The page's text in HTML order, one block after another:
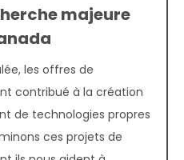
majeure
les offres de
contribué à la création
de technologies propres
ces projets de